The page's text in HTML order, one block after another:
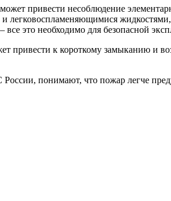
привести несоблюдение
легковоспламеняющимися
это необходимо для безопасной
привести к короткому замыканию и
понимают, что пожар легче